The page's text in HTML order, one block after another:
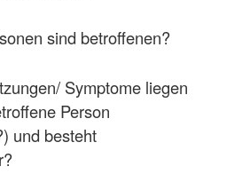
sind betroffenen?
Symptome liegen
Person
und besteht